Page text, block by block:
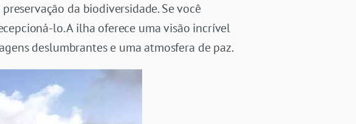
da biodiversidade. Se você
lo. A ilha oferece uma visão incrível
deslumbrantes e uma atmosfera de paz.